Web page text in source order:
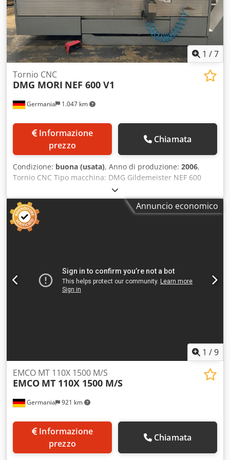
Pronto per la produzione - Disponibile immediatamente -
SIEMENS 810 - Contropunta autocentrante
1 /7
Germania 1.047 km
Tornio CNC
DMG MORI NEF 600 V1
prezzo
Chiamata
Condizione: buona (usata), Anno di produzione: 2006,
Tornio CNC Tipo macchina: DMG Gildemeister NEF 600
Controllo: Heidenhain IT Turn Plus Anno di costruzione:
2006 SPECIFICHE TECNICHE Lunghezza max. di tornitura:
1.250 mm Dsdpfx Aoziyz Depceck Diametro max. di
tornitura sul bancale: 600 mm Diametro max. di tornitura
sopra slitta: 410 mm Foratura mandrino: 90 mm Numero
Dispositivo portautensile: VDI 40/8 Postazioni utensili: 8
Peso macchina: 5.500 kg Ingombro (lung.x largh.x alt.): 5,0
x 2,0 x 2,2 m m Attrezzamento Trasportatore di trucioli
Annuncio economico
1 /9
Germania 921 km
EMCO MT 110X 1500 M/S
EMCO MT 110X 1500 M/S
prezzo
Chiamata